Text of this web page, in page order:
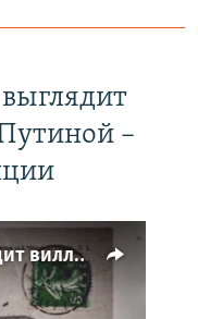
–
Домик у океана. Как выглядит вилла для Людмилы Путиной – репортаж с юга Франции